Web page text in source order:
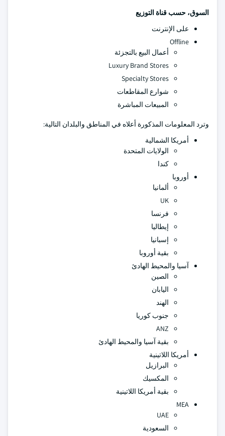
السوق، حسب قناة التوزيع
على الإنترنت
Offline
أعمال البيع بالتجزئة
Luxury Brand Stores
Specialty Stores
شوارع المقاطعات
المبيعات المباشرة
وترد المعلومات المذكورة أعلاه في المناطق والبلدان التالية:
أمريكا الشمالية
الولايات المتحدة
كندا
أوروبا
ألمانيا
UK
فرنسا
إيطاليا
إسبانيا
بقية أوروبا
آسيا والمحيط الهادئ
الصين
اليابان
الهند
جنوب كوريا
ANZ
بقية آسيا والمحيط الهادئ
أمريكا اللاتينية
البرازيل
المكسيك
بقية أمريكا اللاتينية
MEA
UAE
السعودية